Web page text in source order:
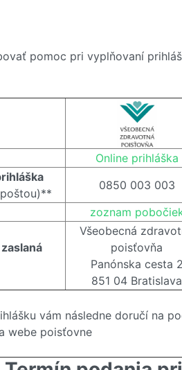
pomoc pri vyplňovaní
Online prihláška
0850 003 003
zoznam
Všeobecná
poisťovňa
Panónska cesta 2
851 04 Bratislava
vám následne doručí na
webe poisťovne